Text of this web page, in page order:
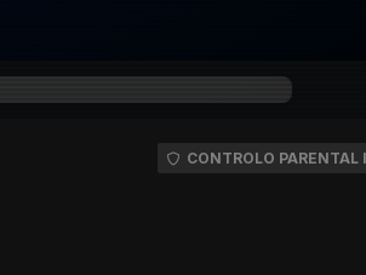
CONTROLO PARENTAL